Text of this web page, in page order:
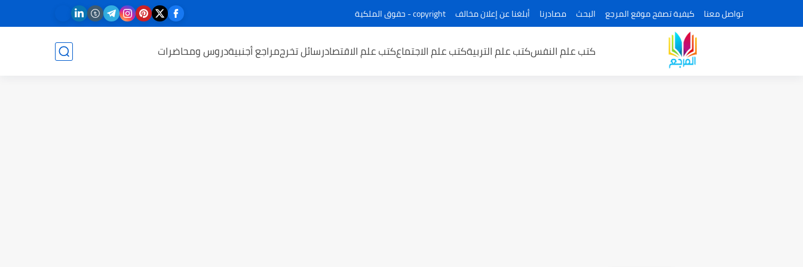
تواصل معنا كيفية تصفح موقع المرجع البحث مصادرنا أبلغنا عن إعلان مخالف copyright - حقوق الملكية
كتب علم النفسكتب علم التربيةكتب علم الاجتماعكتب علم الاقتصادرسائل تخرجمراجع أجنبيةدروس ومحاضرات